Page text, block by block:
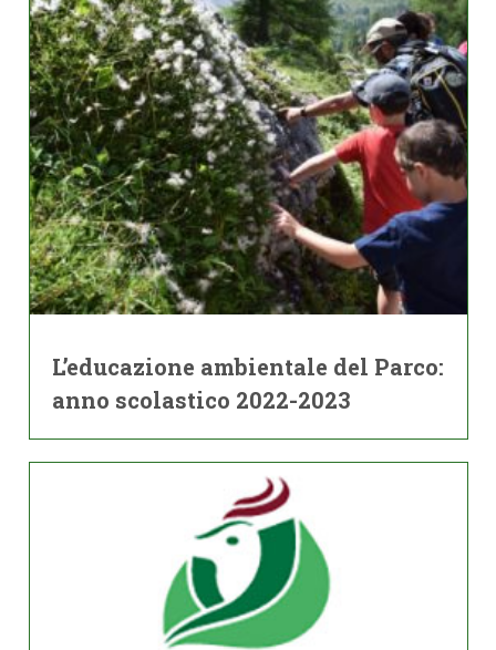
L’educazione ambientale del Parco:
anno scolastico 2022-2023